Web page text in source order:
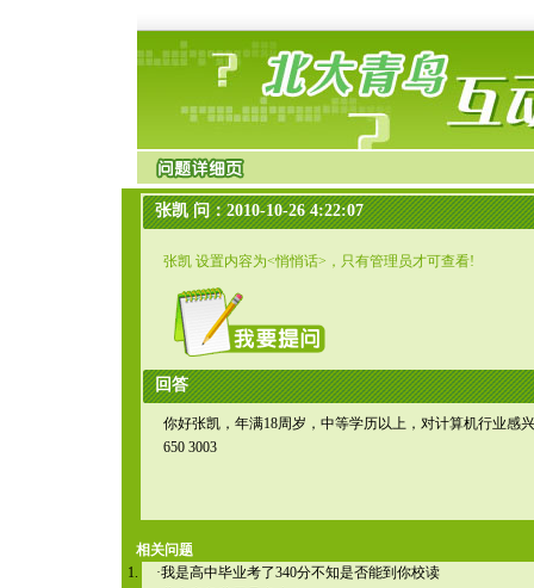
张凯 问：2010-10-26 4:22:07
张凯 设置内容为<悄悄话>，只有管理员才可查看!
回答
你好张凯，年满18周岁，中等学历以上，对计算机行业感
650 3003
相关问题
·我是高中毕业考了340分不知是否能到你校读